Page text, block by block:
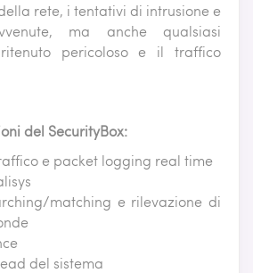
rete, i tentativi di intrusione e
ma anche qualsiasi
ritenuto pericoloso e il traffico
del SecurityBox:
e packet logging real time
matching e rilevazione di
del sistema